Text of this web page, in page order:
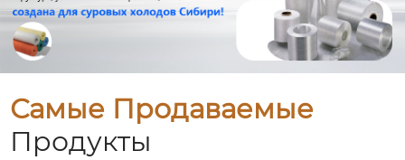
Самые Продаваемые
Продукты